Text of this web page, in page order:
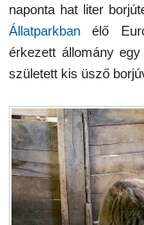
naponta hat liter
Állatparkban élő
érkezett állomány
született kis üsző